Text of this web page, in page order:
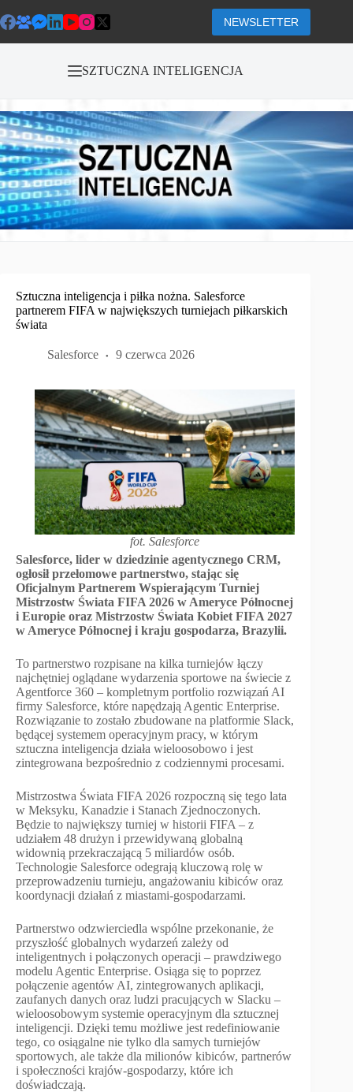
do
treści
NEWSLETTER
SZTUCZNA INTELIGENCJA
Sztuczna inteligencja i piłka nożna. Salesforce
partnerem FIFA w największych turniejach piłkarskich
świata
Salesforce 9 czerwca 2026
fot. Salesforce
Salesforce, lider w dziedzinie agentycznego CRM,
ogłosił przełomowe partnerstwo, stając się
Oficjalnym Partnerem Wspierającym Turniej
Mistrzostw Świata FIFA 2026 w Ameryce Północnej
i Europie oraz Mistrzostw Świata Kobiet FIFA 2027
w Ameryce Północnej i kraju gospodarza, Brazylii.
To partnerstwo rozpisane na kilka turniejów łączy
najchętniej oglądane wydarzenia sportowe na świecie z
Agentforce 360 – kompletnym portfolio rozwiązań AI
firmy Salesforce, które napędzają Agentic Enterprise.
Rozwiązanie to zostało zbudowane na platformie Slack,
będącej systemem operacyjnym pracy, w którym
sztuczna inteligencja działa wieloosobowo i jest
zintegrowana bezpośrednio z codziennymi procesami.
Mistrzostwa Świata FIFA 2026 rozpoczną się tego lata
w Meksyku, Kanadzie i Stanach Zjednoczonych.
Będzie to największy turniej w historii FIFA – z
udziałem 48 drużyn i przewidywaną globalną
widownią przekraczającą 5 miliardów osób.
Technologie Salesforce odegrają kluczową rolę w
przeprowadzeniu turnieju, angażowaniu kibiców oraz
koordynacji działań z miastami-gospodarzami.
Partnerstwo odzwierciedla wspólne przekonanie, że
przyszłość globalnych wydarzeń zależy od
inteligentnych i połączonych operacji – prawdziwego
modelu Agentic Enterprise. Osiąga się to poprzez
połączenie agentów AI, zintegrowanych aplikacji,
zaufanych danych oraz ludzi pracujących w Slacku –
wieloosobowym systemie operacyjnym dla sztucznej
inteligencji. Dzięki temu możliwe jest redefiniowanie
tego, co osiągalne nie tylko dla samych turniejów
sportowych, ale także dla milionów kibiców, partnerów
i społeczności krajów-gospodarzy, które ich
doświadczają.